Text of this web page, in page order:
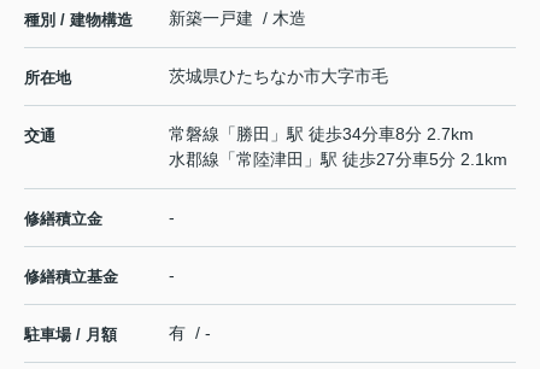
種別 / 建物構造 新築一戸建 / 木造
所在地 茨城県ひたちなか市大字市毛
交通 常磐線 「 勝田 」駅 徒歩34分車8分 2.7km
水郡線 「常陸津田 」駅 徒歩27分車5分 2.1km
修繕積立金 -
修繕積立基金 -
駐車場 / 月額 有 / -